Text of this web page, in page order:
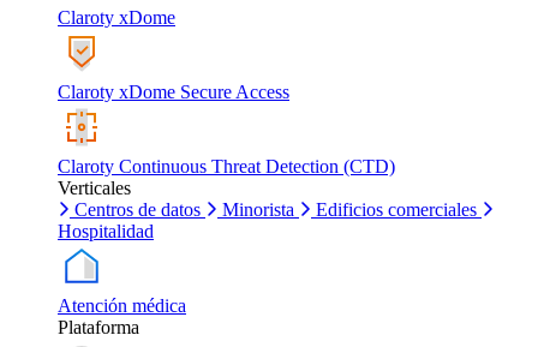
Claroty xDome
Claroty xDome Secure Access
Claroty Continuous Threat Detection (CTD)
Verticales
Centros de datos
Minorista
Edificios comerciales
Hospitalidad
Atención médica
Plataforma